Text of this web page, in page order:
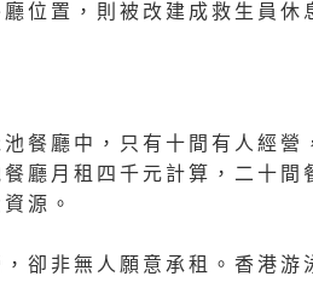
位置，則被改建成救生員休
餐廳中，只有十間有人經營
廳月租四千元計算，二十
源。
卻非無人願意承租。香港游